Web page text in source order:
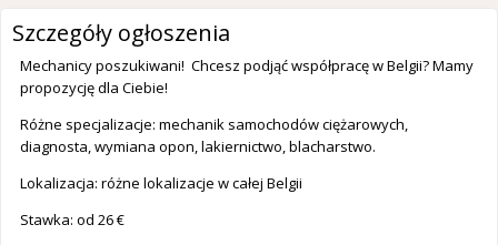
Szczegóły ogłoszenia
Mechanicy poszukiwani! Chcesz podjąć współpracę w Belgii? Mamy
propozycję dla Ciebie!
Różne specjalizacje: mechanik samochodów ciężarowych,
diagnosta, wymiana opon, lakiernictwo, blacharstwo.
Lokalizacja: różne lokalizacje w całej Belgii
Stawka: od 26 €